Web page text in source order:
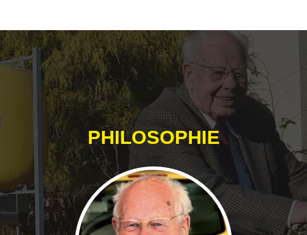
PHILOSOPHIE
„Sollte, hätte, könnte..? Machen!“
Werner Sporleder
Die Verkehrssicherheit erhöhen!